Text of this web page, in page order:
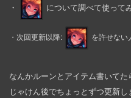
・
について調べて使って
・次回更新以降: を許せない
なんかルーンとアイテム書いてた
じゃけん後でちょっとずつ更新し